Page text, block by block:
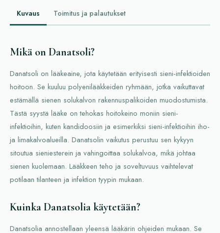
Kuvaus Toimitus ja palautukset
Mikä on Danatsoli?
Danatsoli on lääkeaine, jota käytetään erityisesti sieni-infektioiden
hoitoon. Se kuuluu polyenilääkkeiden ryhmään, jotka vaikuttavat
estämällä sienen solukalvon rakennuspalikoiden muodostumista.
Tästä syystä lääke on tehokas hoitokeino moniin sieni-
infektioihin, kuten kandidoosiin ja esimerkiksi sieni-infektioihin iho-
ja limakalvoalueilla. Danatsolin vaikutus perustuu sen kykyyn
sitoutua sieniesterein ja vahingoittaa solukalvoa, mikä johtaa
sienen kuolemaan. Lääkkeen teho ja soveltuvuus vaihtelevat
potilaan tilanteen ja infektion tyypin mukaan.
Kuinka Danatsolia käytetään?
Danatsolia annostellaan yleensä lääkärin ohjeiden mukaan. Se